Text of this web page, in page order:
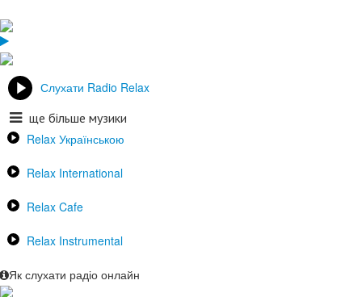
Слухати Radio Relax
ще більше музики
Relax Українською
Relax International
Relax Cafe
Relax Instrumental
Як слухати радіо онлайн